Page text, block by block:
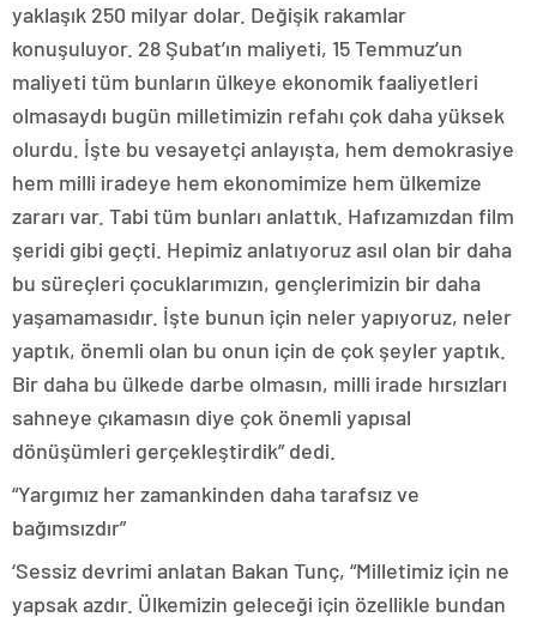
yaklaşık 250 milyar dolar. Değişik rakamlar
konuşuluyor. 28 Şubat’ın maliyeti, 15 Temmuz’un
maliyeti tüm bunların ülkeye ekonomik faaliyetleri
olmasaydı bugün milletimizin refahı çok daha yüksek
olurdu. İşte bu vesayetçi anlayışta, hem demokrasiye
hem milli iradeye hem ekonomimize hem ülkemize
zararı var. Tabi tüm bunları anlattık. Hafızamızdan film
şeridi gibi geçti. Hepimiz anlatıyoruz asıl olan bir daha
bu süreçleri çocuklarımızın, gençlerimizin bir daha
yaşamamasıdır. İşte bunun için neler yapıyoruz, neler
yaptık, önemli olan bu onun için de çok şeyler yaptık.
Bir daha bu ülkede darbe olmasın, milli irade hırsızları
sahneye çıkamasın diye çok önemli yapısal
dönüşümleri gerçekleştirdik” dedi.
“Yargımız her zamankinden daha tarafsız ve
bağımsızdır”
‘Sessiz devrimi anlatan Bakan Tunç, “Milletimiz için ne
yapsak azdır. Ülkemizin geleceği için özellikle bundan